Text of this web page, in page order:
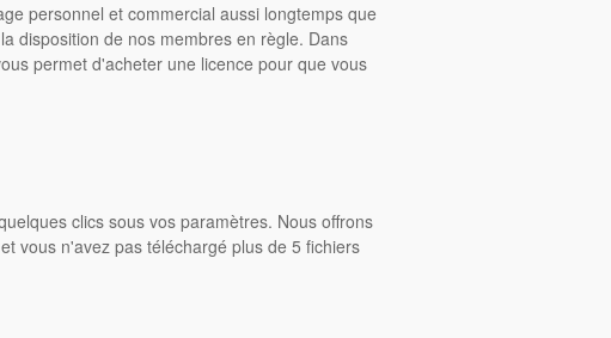
personnel et commercial aussi longtemps que
disposition de nos membres en règle. Dans
permet d'acheter une licence pour que vous
clics sous vos paramètres. Nous offrons
vous n'avez pas téléchargé plus de 5 fichiers